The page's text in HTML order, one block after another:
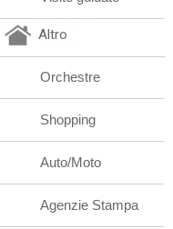
Altro
Orchestre
Shopping
Auto/Moto
Agenzie Stampa